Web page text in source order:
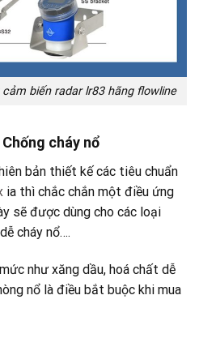
biến radar lr83 hãng flowline
cháy nổ
bản thiết kế các tiêu chuẩn
ia thì chắc chắn một điều ứng
sẽ được dùng cho các loại
cháy nổ….
như xăng dầu, hoá chất dễ
nổ là điều bắt buộc khi mua